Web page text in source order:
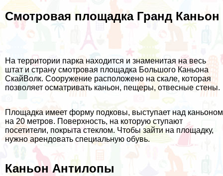
Смотровая площадка Гранд Каньон
На территории парка находится и знаменитая на весь
штат и страну смотровая площадка Большого Каньона
СкайВолк. Сооружение расположено на скале, которая
позволяет осматривать каньон, пещеры, отвесные стены.
Площадка имеет форму подковы, выступает над каньоном
на 20 метров. Поверхность, на которую ступают
посетители, покрыта стеклом. Чтобы зайти на площадку,
нужно арендовать специальную обувь.
Каньон Антилопы